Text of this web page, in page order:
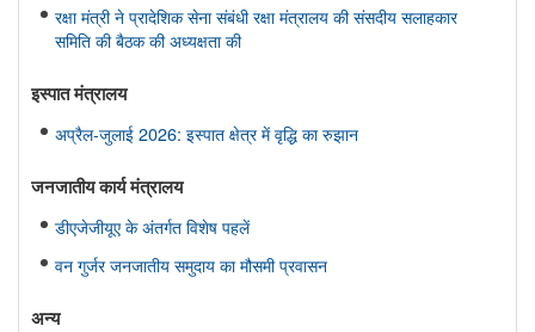
रक्षा मंत्री ने प्रादेशिक सेना संबंधी रक्षा मंत्रालय की संसदीय सलाहकार
समिति की बैठक की अध्यक्षता की
इस्‍पात मंत्रालय
अप्रैल-जुलाई 2026: इस्पात क्षेत्र में वृद्धि का रुझान
जनजातीय कार्य मंत्रालय
डीएजेजीयूए के अंतर्गत विशेष पहलें
वन गुर्जर जनजातीय समुदाय का मौसमी प्रवासन
अन्य